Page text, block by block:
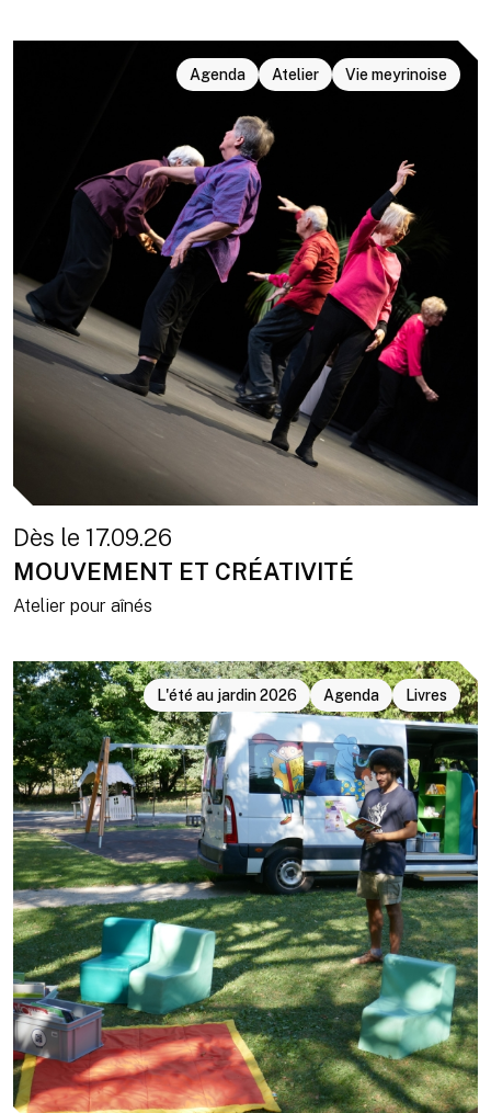
Agenda Atelier Vie meyrinoise
Dès le 17.09.26
MOUVEMENT ET CRÉATIVITÉ
Atelier pour aînés
L'été au jardin 2026 Agenda Livres